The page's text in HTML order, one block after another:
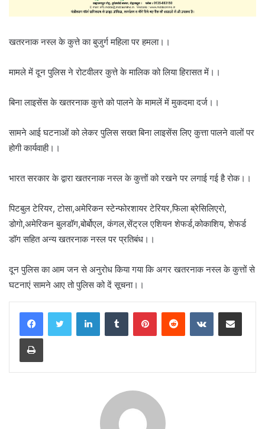
खतरनाक नस्ल के कुत्ते का बुजुर्ग महिला पर हमला।।
मामले में दून पुलिस ने रोटवीलर कुत्ते के मालिक को लिया हिरासत में।।
बिना लाइसेंस के खतरनाक कुत्ते को पालने के मामलें में मुकदमा दर्ज।।
सामने आई घटनाओं को लेकर पुलिस सख्त बिना लाइसेंस लिए कुत्ता पालने वालों पर
होगी कार्यवाही।।
भारत सरकार के द्वारा खतरनाक नस्ल के कुत्तों को रखने पर लगाई गई है रोक।।
पिटबुल टेरियर, टोसा,अमेरिकन स्टेन्फोरशायर टेरियर,फिला ब्रेसिलिएरो,
डोगो,अमेरिकन बुलडॉग,बोर्बोएल, कंगल,सेंट्रल एशियन शेफर्ड,कोकाशिय, शेफर्ड
डॉग सहित अन्य खतरनाक नस्ल पर प्रतिबंध।।
दून पुलिस का आम जन से अनुरोध किया गया कि अगर खतरनाक नस्ल के कुत्तों से
घटनाएं सामने आए तो पुलिस को दें सूचना।।
LinkedInTumblr PinterestReddit VKontakteShare via Email
Print